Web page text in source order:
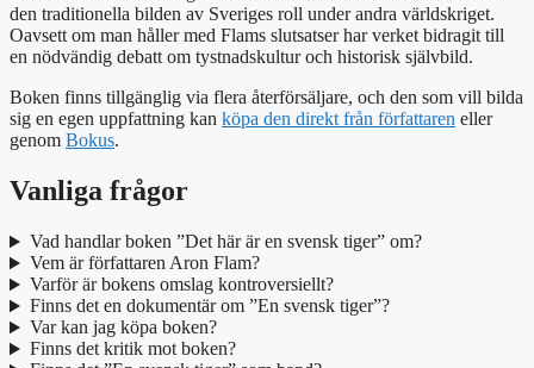
den traditionella bilden av Sveriges roll under andra världskriget.
Oavsett om man håller med Flams slutsatser har verket bidragit till
en nödvändig debatt om tystnadskultur och historisk självbild.
Boken finns tillgänglig via flera återförsäljare, och den som vill bilda
sig en egen uppfattning kan köpa den direkt från författaren eller
genom Bokus.
Vanliga frågor
Vad handlar boken ”Det här är en svensk tiger” om?
Vem är författaren Aron Flam?
Varför är bokens omslag kontroversiellt?
Finns det en dokumentär om ”En svensk tiger”?
Var kan jag köpa boken?
Finns det kritik mot boken?